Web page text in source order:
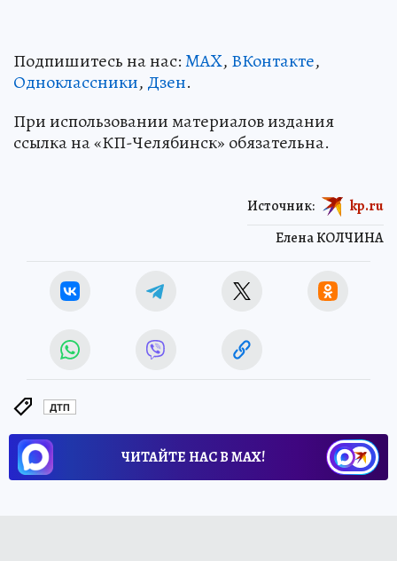
Подпишитесь на нас:MAX, ВКонтакте,
Одноклассники, Дзен.
При использовании материалов издания
ссылка на «КП-Челябинск» обязательна.
Елена КОЛЧИНА
Источник: kp.ru
ДТП
ЧИТАЙТЕ НАС В МАХ!